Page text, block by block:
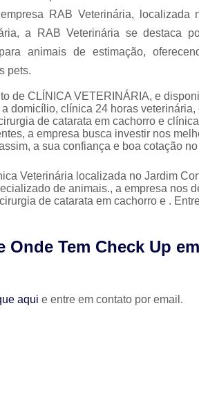
Odontologia
para pet
Ozonioterapia
animal
RAB Veterinária, localizada
a RAB Veterinária se destaca
animais de estimação,
pets.
de CLÍNICA VETERINÁRIA, e
domicílio, clínica 24 horas
de catarata em cachorro e
a empresa busca investir nos
a sua confiança e boa cotação
Veterinária localizada no Jardim
de animais., a empresa nos
de catarata em cachorro e .
Onde Tem Check Up
aqui e entre em contato por email.